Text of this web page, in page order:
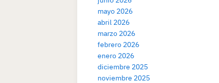
mayo 2026
abril 2026
marzo 2026
febrero 2026
enero 2026
diciembre 2025
noviembre 2025